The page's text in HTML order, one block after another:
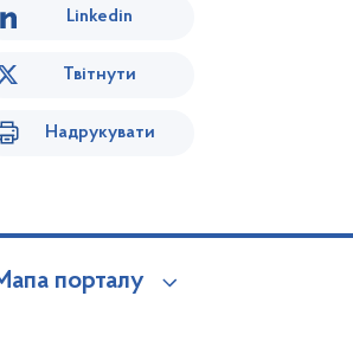
Linkedin
Твітнути
Надрукувати
порталу